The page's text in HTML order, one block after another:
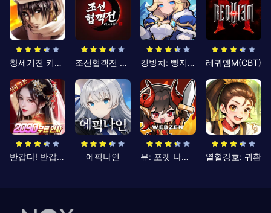
창세기전 키우기 조선협객전 클래식 킹방치: 빵지의 제왕 레퀴엠M(CBT)
반갑다! 반갑삼국지 에픽나인 뮤: 포켓 나이츠 열혈강호: 귀환